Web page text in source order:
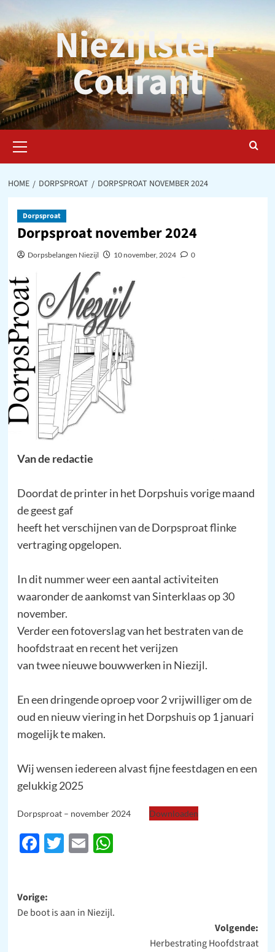
naar
de
inhoud
Niezijlster
Courant
menu
HOME DORPSPROAT DORPSPROAT NOVEMBER 2024
Dorpsproat
Dorpsproat november 2024
Dorpsbelangen Niezijl 10 november, 2024 0
Van de redactie
Doordat de printer in het Dorpshuis vorige maand
de geest gaf
heeft het verschijnen van de Dorpsproat flinke
vertraging opgelopen.
In dit nummer weer een aantal activiteiten
waaronder de aankomst van Sinterklaas op 30
november.
Verder een fotoverslag van het bestraten van de
hoofdstraat en recent het verijzen
van twee nieuwe bouwwerken in Niezijl.
En een dringende oproep voor 2 vrijwilliger om de
oud en nieuw viering in het Dorpshuis op 1 januari
mogelijk te maken.
Wij wensen iedereen alvast fijne feestdagen en een
gelukkig 2025
Dorpsproat – november 2024 Downloaden
Facebook
Twitter
EmailWhatsApp
Bericht
navigatie
Vorige:
De boot is aan in Niezijl.
Volgende:
Herbestrating Hoofdstraat